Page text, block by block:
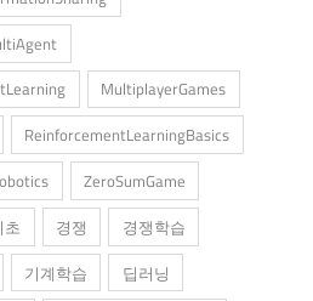
MultiplayerGames
ReinforcementLearningBasics
ZeroSumGame
초 경쟁
경쟁학습
기계학습
딥러닝